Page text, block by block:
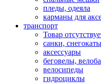
пледы, одеяла
карманы для
транспорт
Товар
санки, снегокаты
аксессуары
беговелы,
велосипеды
гидроциклы